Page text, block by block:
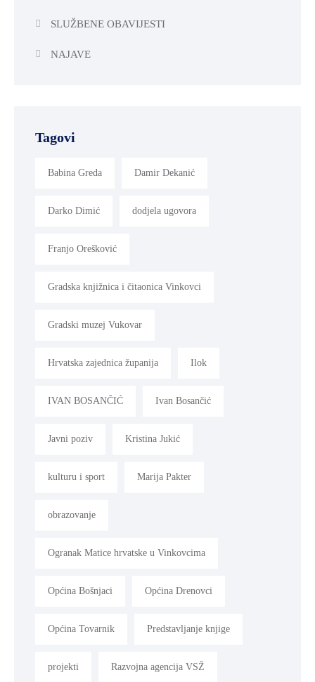
SLUŽBENE OBAVIJESTI
NAJAVE
Tagovi
Babina Greda Damir Dekanić
Darko Dimić dodjela ugovora
Franjo Orešković
Gradska knjižnica i čitaonica Vinkovci
Gradski muzej Vukovar
Hrvatska zajednica županija Ilok
IVAN BOSANČIĆ Ivan Bosančić
Javni poziv Kristina Jukić
kulturu i sport Marija Pakter
obrazovanje
Ogranak Matice hrvatske u Vinkovcima
Općina Bošnjaci Općina Drenovci
Općina Tovarnik Predstavljanje knjige
projekti Razvojna agencija VSŽ